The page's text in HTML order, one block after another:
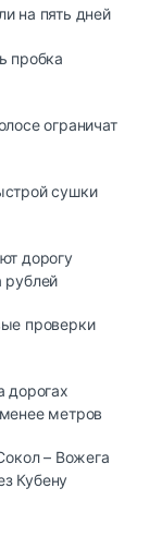
на пять дней
пробка
ограничат
сушки
дорогу
рублей
проверки
дорогах
метров
– Вожега
Кубену